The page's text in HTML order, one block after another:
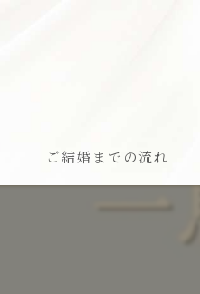
ご結婚までの流れ